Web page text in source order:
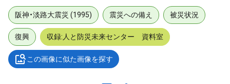
阪神・淡路大震災 (1995) 震災への備え 被災状況
復興 収録:人と防災未来センター 資料室
この画像に似た画像を探す